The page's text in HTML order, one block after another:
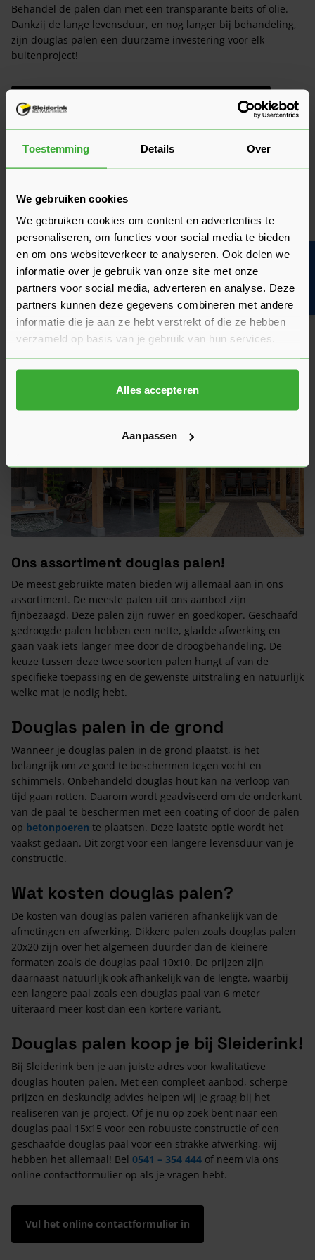
Toestemming Details Over
We gebruiken cookies
We gebruiken cookies om content en advertenties te
personaliseren, om functies voor social media te bieden
en om ons websiteverkeer te analyseren. Ook delen we
informatie over je gebruik van onze site met onze
partners voor social media, adverteren en analyse. Deze
partners kunnen deze gegevens combineren met andere
informatie die je aan ze hebt verstrekt of die ze hebben
verzameld op basis van je gebruik van hun services.
Alles accepteren
Aanpassen
Behandel de palen dan met een transparante beits of olie.
Dankzij de lange levensduur, en nog langer bij behandeling,
zijn douglas palen een duurzame investering voor elk
buitenproject!
Lees meer over de voordelen van douglas hout!
Wat is de toepassing van douglas
palen?
Douglas palen zijn zeer veelzijdig en kunnen op verschillende
manieren worden gebruikt in de tuin of andere
bouwprojecten. Of je nu een schutting, pergola, carport of
tuinhuis wilt maken, met Douglas houten palen creëer je een
stevige basis. Vooral de robuustheid van douglas hout maakt
het ideaal voor dragende constructies. De meestgebruikte
maten zijn:
Douglas palen 150x150
Douglas palen 200x200
Douglas palen 120x120
Douglas palen 100x100 fijnbezaagd
Ons assortiment douglas palen!
De meest gebruikte maten bieden wij allemaal aan in ons
assortiment. De meeste palen uit ons aanbod zijn
fijnbezaagd. Deze palen zijn ruwer en goedkoper. Geschaafd
gedroogde palen hebben een nette, gladde afwerking en
gaan vaak iets langer mee door de droogbehandeling. De
keuze tussen deze twee soorten palen hangt af van de
specifieke toepassing en de gewenste uitstraling en natuurlijk
welke mat je nodig hebt.
Douglas palen in de grond
Wanneer je douglas palen in de grond plaatst, is het
belangrijk om ze goed te beschermen tegen vocht en
schimmels. Onbehandeld douglas hout kan na verloop van
tijd gaan rotten. Daarom wordt geadviseerd om de onderkant
van de paal te beschermen met een coating of door de palen
op betonpoeren te plaatsen. Deze laatste optie wordt het
vaakst gedaan. Dit zorgt voor een langere levensduur van je
constructie.
Wat kosten douglas palen?
De kosten van douglas palen variëren afhankelijk van de
afmetingen en afwerking. Dikkere palen zoals douglas palen
20x20 zijn over het algemeen duurder dan de kleinere
formaten zoals de douglas paal 10x10. De prijzen zijn
daarnaast natuurlijk ook afhankelijk van de lengte, waarbij
een langere paal zoals een douglas paal van 6 meter
uiteraard meer kost dan een kortere variant.
Douglas palen koop je bij Sleiderink!
Bij Sleiderink ben je aan juiste adres voor kwalitatieve
douglas houten palen. Met een compleet aanbod, scherpe
prijzen en deskundig advies helpen wij je graag bij het
realiseren van je project. Of je nu op zoek bent naar een
douglas paal 15x15 voor een robuuste constructie of een
geschaafde douglas paal voor een strakke afwerking, wij
hebben het allemaal! Bel 0541 – 354 444 of neem via ons
online contactformulier op als je vragen hebt.
Vul het online contactformulier in